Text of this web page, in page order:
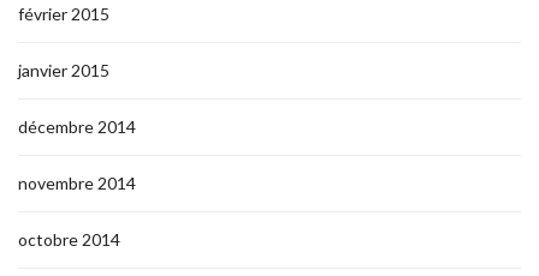
février 2015
janvier 2015
décembre 2014
novembre 2014
octobre 2014